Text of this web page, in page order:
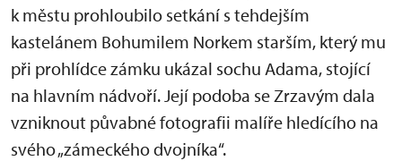
k městu prohloubilo setkání s tehdejším
kastelánem Bohumilem Norkem starším, který mu
při prohlídce zámku ukázal sochu Adama, stojící
na hlavním nádvoří. Její podoba se Zrzavým dala
vzniknout půvabné fotografii malíře hledícího na
svého „zámeckého dvojníka“.